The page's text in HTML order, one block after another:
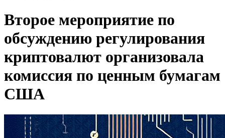
Второе мероприятие по
обсуждению регулирования
криптовалют организовала
комиссия по ценным бумагам
США